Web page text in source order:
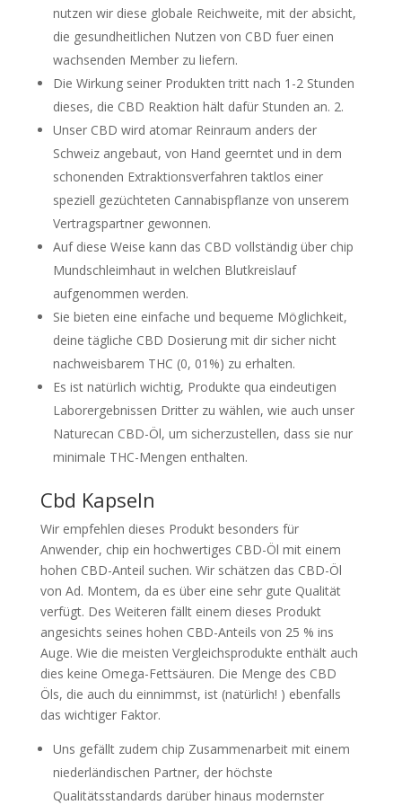
nutzen wir diese globale Reichweite, mit der absicht,
die gesundheitlichen Nutzen von CBD fuer einen
wachsenden Member zu liefern.
Die Wirkung seiner Produkten tritt nach 1-2 Stunden
dieses, die CBD Reaktion hält dafür Stunden an. 2.
Unser CBD wird atomar Reinraum anders der
Schweiz angebaut, von Hand geerntet und in dem
schonenden Extraktionsverfahren taktlos einer
speziell gezüchteten Cannabispflanze von unserem
Vertragspartner gewonnen.
Auf diese Weise kann das CBD vollständig über chip
Mundschleimhaut in welchen Blutkreislauf
aufgenommen werden.
Sie bieten eine einfache und bequeme Möglichkeit,
deine tägliche CBD Dosierung mit dir sicher nicht
nachweisbarem THC (0, 01%) zu erhalten.
Es ist natürlich wichtig, Produkte qua eindeutigen
Laborergebnissen Dritter zu wählen, wie auch unser
Naturecan CBD-Öl, um sicherzustellen, dass sie nur
minimale THC-Mengen enthalten.
Cbd Kapseln
Wir empfehlen dieses Produkt besonders für
Anwender, chip ein hochwertiges CBD-Öl mit einem
hohen CBD-Anteil suchen. Wir schätzen das CBD-Öl
von Ad. Montem, da es über eine sehr gute Qualität
verfügt. Des Weiteren fällt einem dieses Produkt
angesichts seines hohen CBD-Anteils von 25 % ins
Auge. Wie die meisten Vergleichsprodukte enthält auch
dies keine Omega-Fettsäuren. Die Menge des CBD
Öls, die auch du einnimmst, ist (natürlich! ) ebenfalls
das wichtiger Faktor.
Uns gefällt zudem chip Zusammenarbeit mit einem
niederländischen Partner, der höchste
Qualitätsstandards darüber hinaus modernster